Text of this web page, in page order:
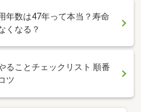
年数は47年って本当？寿命
くなる？
ることチェックリスト 順番
ツ